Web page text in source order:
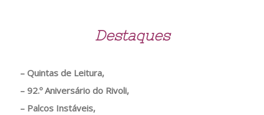
Destaques
– Quintas de Leitura,
– 92.º Aniversário do Rivoli,
– Palcos Instáveis,